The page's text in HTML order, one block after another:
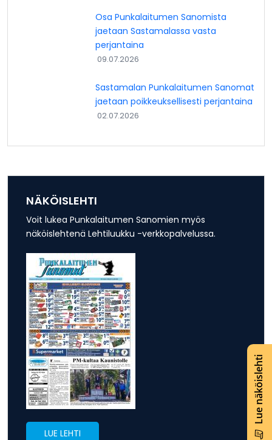
Lue näköislehti
Osa Punkalaitumen Sanomista
jaetaan Sastamalassa vasta
perjantaina
09.07.2026
Sastamalan Punkalaitumen Sanomat
jaetaan poikkeuksellisesti perjantaina
02.07.2026
NÄKÖISLEHTI
Voit lukea Punkalaitumen Sanomien myös
näköislehtenä Lehtiluukku -verkkopalvelussa.
LUE LEHTI